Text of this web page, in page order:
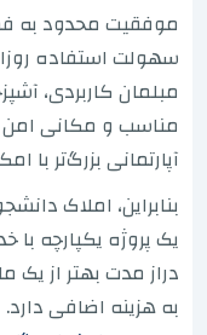
موفقیت محدود به
سهولت استفاده
مبلمان کاربردی،
مناسب و مکانی امن
آپارتمانی بزرگ‌تر با
بنابراین، املاک
یک پروژه یکپارچه
دراز مدت بهتر از یک
به هزینه اضافی دارد.